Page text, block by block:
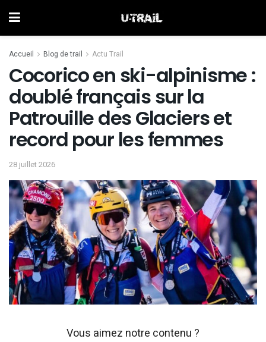
Accueil Blog de trail Actu Trail
Cocorico en ski-alpinisme :
doublé français sur la
Patrouille des Glaciers et
record pour les femmes
28 juillet 2026
Vous aimez notre contenu ?